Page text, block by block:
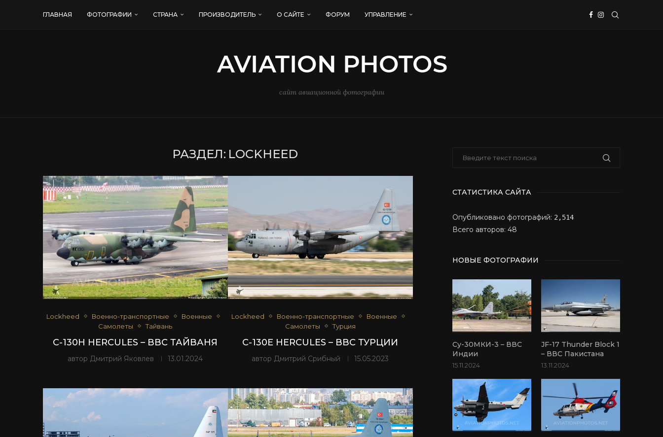
ГЛАВНАЯ ФОТОГРАФИИ СТРАНА ПРОИЗВОДИТЕЛЬ О САЙТЕ ФОРУМ УПРАВЛЕНИЕ
сайт авиационной фотографии
РАЗДЕЛ: LOCKHEED
Lockheed Военно-транспортные
Военные
Самолеты
Тайвань
C-130H HERCULES – ВВС ТАЙВАНЯ
автор Дмитрий Яковлев 13.01.2024
Lockheed Военно-транспортные
Военные
Самолеты
Турция
C-130E HERCULES – ВВС ТУРЦИИ
автор Дмитрий Срибный 15.05.2023
СТАТИСТИКА САЙТА
Опубликовано фотографий: 2,514
Всего авторов: 48
НОВЫЕ ФОТОГРАФИИ
Су-30МКИ-3 – ВВС
Индии
15.11.2024
JF-17 Thunder Block 1
– ВВС Пакистана
13.11.2024